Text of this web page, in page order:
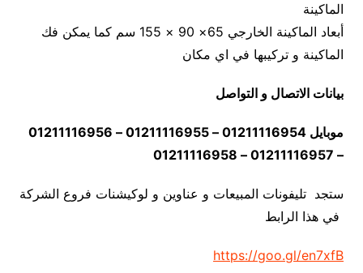
الماكينة
أبعاد الماكينة الخارجي 65× 90 × 155 سم كما يمكن فك
الماكينة و تركيبها في اي مكان
بيانات الاتصال و التواصل
موبايل 01211116954 – 01211116955 – 01211116956
– 01211116957 – 01211116958
ستجد تليفونات المبيعات و عناوين و لوكيشنات فروع الشركة
في هذا الرابط
https://goo.gl/en7xfB